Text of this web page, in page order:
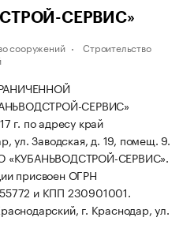
СЕРВИС»
сооружений
Строительство
СЕРВИС»
г. по адресу край
ул. Заводская, д. 19, помещ. 9.
«КУБАНЬВОДСТРОЙ-СЕРВИС».
присвоен ОГРН
и КПП 230901001.
г. Краснодар, ул.